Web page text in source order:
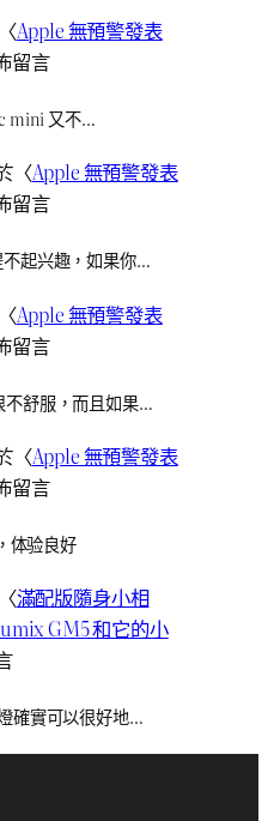
Apple 無預警發表
留言
mini 又不…
〈Apple 無預警發表
留言
不起兴趣，如果你…
Apple 無預警發表
留言
不舒服，而且如果…
〈Apple 無預警發表
留言
体验良好
滿配版隨身小相
GM5 和它的小
確實可以很好地…